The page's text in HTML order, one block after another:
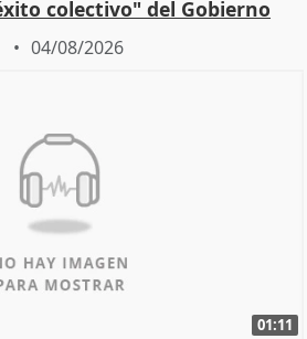
colectivo" del Gobierno
04/08/2026
01:11